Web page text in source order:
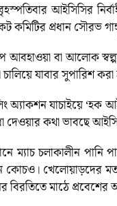
আইসিসির
কমিটির প্রধান সৌরভ
আবহাওয়া বা আলোক
চালিয়ে যাবার সুপারিশ
অ্যাকশন যাচাইয়ে ‘হক
দেওয়ার কথা ভাবছে
ম্যাচ চলাকালীন
কোচও। খেলোয়াড়দের মত
বিরতিতে মাঠে